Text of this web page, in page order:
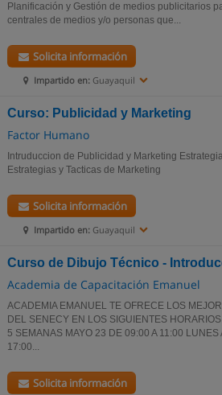
Planificación y Gestión de medios publicitarios
centrales de medios y/o personas que...
Impartido en: Guayaquil
Solicita información
Curso: Publicidad y Marketing
Factor Humano
Intruduccion de Publicidad y Marketing
Estrategias y Tacticas de Marketing
Impartido en: Guayaquil
Solicita información
Curso de Dibujo Técnico -
Academia de Capacitación Emanuel
ACADEMIA EMANUEL TE OFRECE LOS
DEL SENECY EN LOS SIGUIENTES
5 SEMANAS MAYO 23 DE 09:00 A 11:00
17:00...
Solicita información